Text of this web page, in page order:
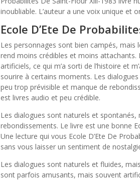
inoubliable. L’auteur a une voix unique et
Ecole D’Ete De
Les personnages sont bien campés,
rend moins crédibles et moins
artificiels, ce qui m’a sorti de l’histoire et
sourire à certains moments. Les
peu trop prévisible et manque de
est livres audio et peu crédible.
Les dialogues sont naturels et spontanés,
rebondissements. Le livre est une bonne
Une lecture qui vous Ecole D’Ete De
sans vous laisser un sentiment de
Les dialogues sont naturels et fluides,
sont parfois amusants, mais souvent